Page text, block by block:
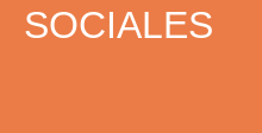
SOCIALES